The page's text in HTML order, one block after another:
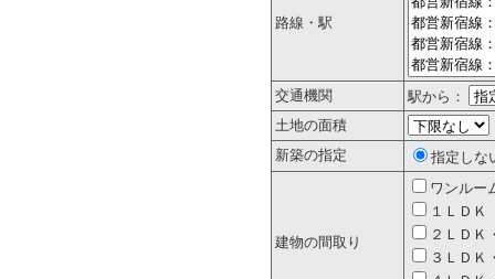
路線・駅
交通機関
駅から：
土地の面積
新築の指定
指定しな
建物の間取り
ワンルー
１ＬＤＫ
２ＬＤＫ
３ＬＤＫ